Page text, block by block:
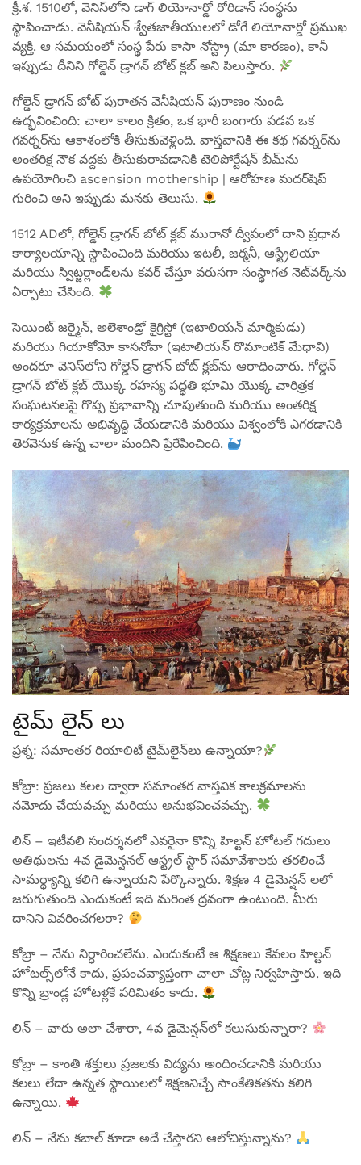
క్రీ.శ. 1510లో, వెనిస్‌లోని డాగ్ లియోనార్డో రోరిడాన్ సంస్థను
స్థాపించాడు. వెనీషియన్ శ్వేతజాతీయులలో డోగే లియోనార్డో ప్రముఖ
వ్యక్తి. ఆ సమయంలో సంస్థ పేరు కాసా నోస్ట్రా (మా కారణం), కానీ
ఇప్పుడు దీనిని గోల్డెన్ డ్రాగన్ బోట్ క్లబ్ అని పిలుస్తారు.
గోల్డెన్ డ్రాగన్ బోట్ పురాతన వెనీషియన్ పురాణం నుండి
ఉద్భవించింది: చాలా కాలం క్రితం, ఒక భారీ బంగారు పడవ ఒక
గవర్నర్‌ను ఆకాశంలోకి తీసుకువెళ్లింది. వాస్తవానికి ఈ కథ గవర్నర్‌ను
అంతరిక్ష నౌక వద్దకు తీసుకురావడానికి టెలిపోర్టేషన్ బీమ్‌ను
ఉపయోగించి ascension mothership | ఆరోహణ మదర్‌షిప్
గురించి అని ఇప్పుడు మనకు తెలుసు.
1512 ADలో, గోల్డెన్ డ్రాగన్ బోట్ క్లబ్ మురానో ద్వీపంలో దాని ప్రధాన
కార్యాలయాన్ని స్థాపించింది మరియు ఇటలీ, జర్మనీ, ఆస్ట్రేలియా
మరియు స్విట్జర్లాండ్‌లను కవర్ చేస్తూ వరుసగా సంస్థాగత నెట్‌వర్క్‌ను
ఏర్పాటు చేసింది.
సెయింట్ జర్మైన్, అలెశాండ్రో కైగ్రిస్టో (ఇటాలియన్ మార్మికుడు)
మరియు గియాకోమో కాసనోవా (ఇటాలియన్ రొమాంటిక్ మేధావి)
అందరూ వెనిస్‌లోని గోల్డెన్ డ్రాగన్ బోట్ క్లబ్‌ను ఆరాధించారు. గోల్డెన్
డ్రాగన్ బోట్ క్లబ్ యొక్క రహస్య పద్ధతి భూమి యొక్క చారిత్రక
సంఘటనలపై గొప్ప ప్రభావాన్ని చూపుతుంది మరియు అంతరిక్ష
కార్యక్రమాలను అభివృద్ధి చేయడానికి మరియు విశ్వంలోకి ఎగరడానికి
తెరవెనుక ఉన్న చాలా మందిని ప్రేరేపించింది.
టైమ్ లైన్ లు
ప్రశ్న: సమాంతర రియాలిటీ టైమ్‌లైన్‌లు ఉన్నాయా?
కోబ్రా: ప్రజలు కలల ద్వారా సమాంతర వాస్తవిక కాలక్రమాలను
నమోదు చేయవచ్చు మరియు అనుభవించవచ్చు.
లిన్ – ఇటీవలి సందర్శనలో ఎవరైనా కొన్ని హిల్టన్ హోటల్ గదులు
అతిథులను 4వ డైమెన్షనల్ ఆస్ట్రల్ స్టార్ సమావేశాలకు తరలించే
సామర్థ్యాన్ని కలిగి ఉన్నాయని పేర్కొన్నారు. శిక్షణ 4 డైమెన్షన్ లలో
జరుగుతుంది ఎందుకంటే ఇది మరింత ద్రవంగా ఉంటుంది. మీరు
దానిని వివరించగలరా?
కోబ్రా – నేను నిర్ధారించలేను. ఎందుకంటే ఆ శిక్షణలు కేవలం హిల్టన్
హోటల్స్‌లోనే కాదు, ప్రపంచవ్యాప్తంగా చాలా చోట్ల నిర్వహిస్తారు. ఇది
కొన్ని బ్రాండ్ల హోటళ్లకే పరిమితం కాదు.
లిన్ – వారు అలా చేశారా, 4వ డైమెన్షన్‌లో కలుసుకున్నారా?
కోబ్రా – కాంతి శక్తులు ప్రజలకు విద్యను అందించడానికి మరియు
కలలు లేదా ఉన్నత స్థాయిలలో శిక్షణనిచ్చే సాంకేతికతను కలిగి
ఉన్నాయి.
లిన్ – నేను కబాల్ కూడా అదే చేస్తారని ఆలోచిస్తున్నాను?